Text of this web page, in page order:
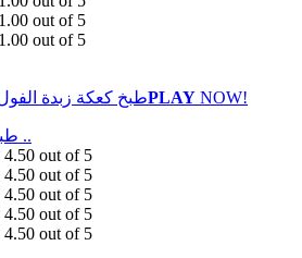
PLAY NOW!
طبخ كعكة زبدة الفول ..